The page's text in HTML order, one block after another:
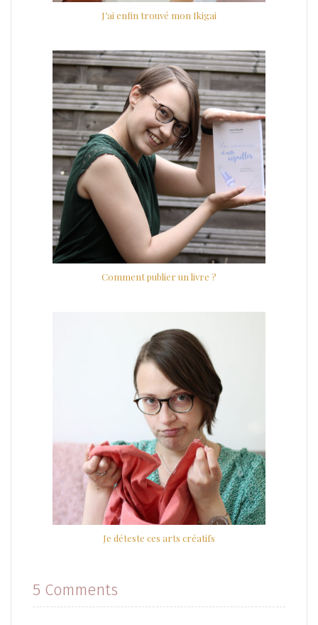
J’ai enfin trouvé mon Ikigai
Comment publier un livre ?
Je déteste ces arts créatifs
5 Comments